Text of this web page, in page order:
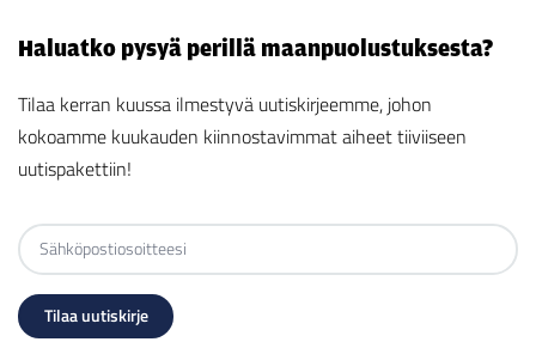
Haluatko pysyä perillä maanpuolustuksesta?
Tilaa kerran kuussa ilmestyvä uutiskirjeemme, johon
kokoamme kuukauden kiinnostavimmat aiheet tiiviiseen
uutispakettiin!